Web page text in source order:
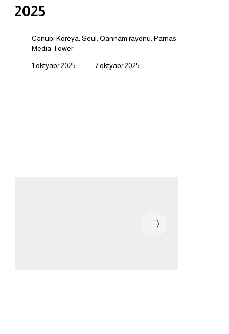
2025
1 oktyabr 2025 — 7 oktyabr 2025
Cənubi Koreya, Seul, Qannam rayonu, Parnas
Media Tower